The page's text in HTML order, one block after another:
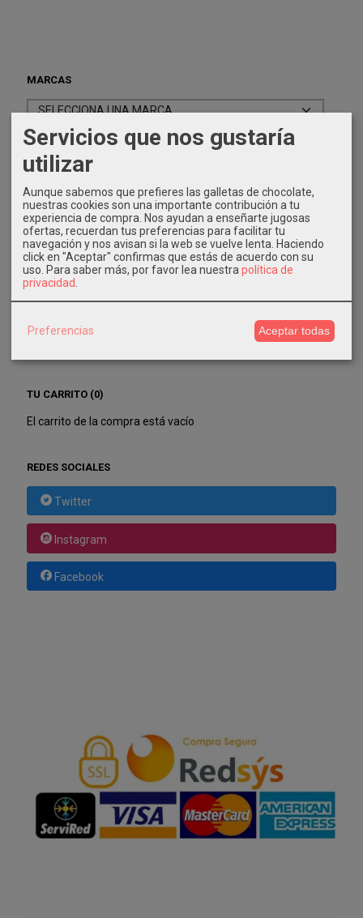
MARCAS
IDIOMA
COSTES DE ENVÍO
GRATIS *
TU CARRITO (0)
El carrito de la compra está vacío
REDES SOCIALES
Twitter
Instagram
Facebook
Servicios que nos gustaría
utilizar
Aunque sabemos que prefieres las galletas de chocolate,
nuestras cookies son una importante contribución a tu
experiencia de compra. Nos ayudan a enseñarte jugosas
ofertas, recuerdan tus preferencias para facilitar tu
navegación y nos avisan si la web se vuelve lenta. Haciendo
click en "Aceptar" confirmas que estás de acuerdo con su
uso. Para saber más, por favor lea nuestra política de
privacidad
Preferencias Aceptar todas